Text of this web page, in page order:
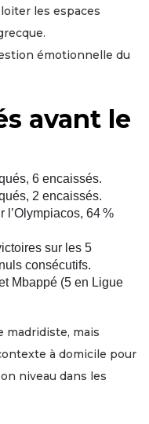
les espaces
émotionnelle du
avant le
6 encaissés.
2 encaissés.
l’Olympiacos, 64 %
sur les 5
consécutifs.
Mbappé (5 en Ligue
madridiste, mais
à domicile pour
niveau dans les